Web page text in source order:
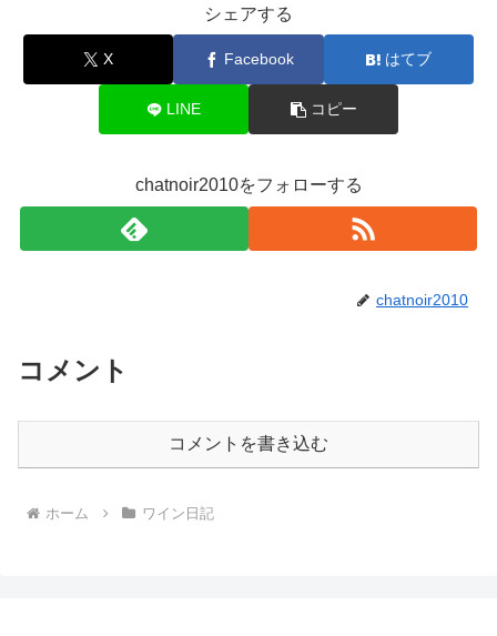
シェアする
X Facebook はてブ
LINE コピー
chatnoir2010をフォローする
chatnoir2010
コメント
コメントを書き込む
ホーム ワイン日記